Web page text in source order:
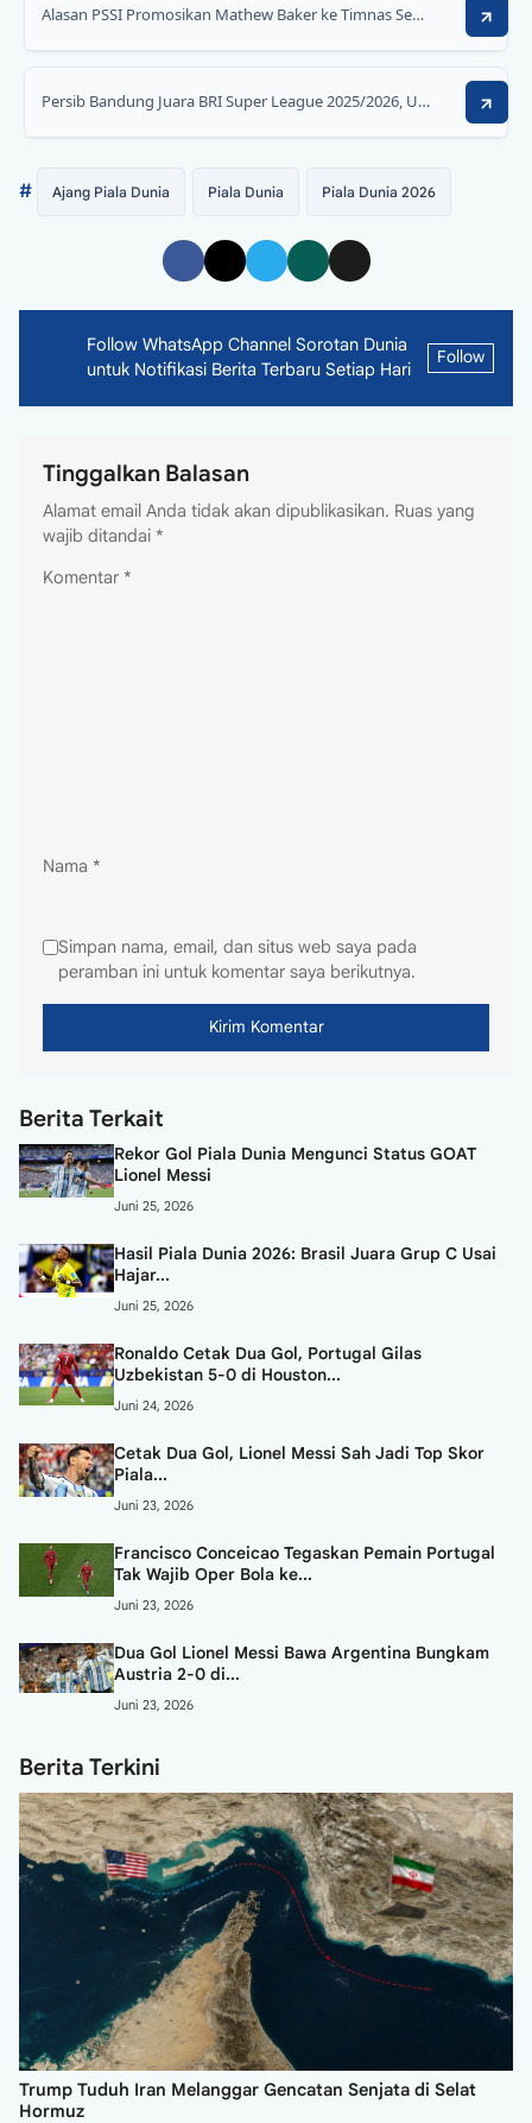
Alasan PSSI Promosikan Mathew Baker ke Timnas Senior untuk FIFA Matchday
Persib Bandung Juara BRI Super League 2025/2026, Unggul Head-to-Head Dramatis Atas Borneo FC
# Ajang Piala Dunia Piala Dunia Piala Dunia 2026
Follow WhatsApp Channel Sorotan Dunia
untuk Notifikasi Berita Terbaru Setiap Hari
Follow
Tinggalkan Balasan
Alamat email Anda tidak akan dipublikasikan. Ruas yang
wajib ditandai *
Komentar *
Nama *
Simpan nama, email, dan situs web saya pada
peramban ini untuk komentar saya berikutnya.
Berita Terkait
Rekor Gol Piala Dunia Mengunci Status GOAT
Lionel Messi
Juni 25, 2026
Hasil Piala Dunia 2026: Brasil Juara Grup C Usai
Hajar...
Juni 25, 2026
Ronaldo Cetak Dua Gol, Portugal Gilas
Uzbekistan 5-0 di Houston...
Juni 24, 2026
Cetak Dua Gol, Lionel Messi Sah Jadi Top Skor
Piala...
Juni 23, 2026
Francisco Conceicao Tegaskan Pemain Portugal
Tak Wajib Oper Bola ke...
Juni 23, 2026
Dua Gol Lionel Messi Bawa Argentina Bungkam
Austria 2-0 di...
Juni 23, 2026
Berita Terkini
Trump Tuduh Iran Melanggar Gencatan Senjata di Selat
Hormuz